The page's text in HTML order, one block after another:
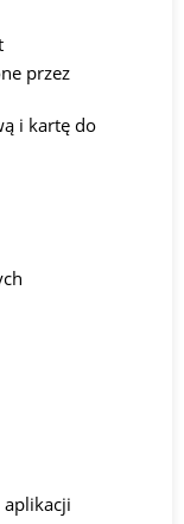
przez
i kartę do